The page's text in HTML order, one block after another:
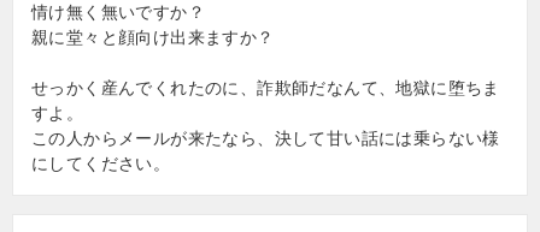
情け無く無いですか？
親に堂々と顔向け出来ますか？
せっかく産んでくれたのに、詐欺師だなんて、地獄に堕ちま
すよ。
この人からメールが来たなら、決して甘い話には乗らない様
にしてください。